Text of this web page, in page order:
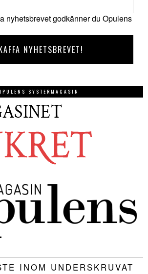
nyhetsbrevet godkänner du Opulens
SYSTERMAGASIN
INOM UNDERSKRUVAT